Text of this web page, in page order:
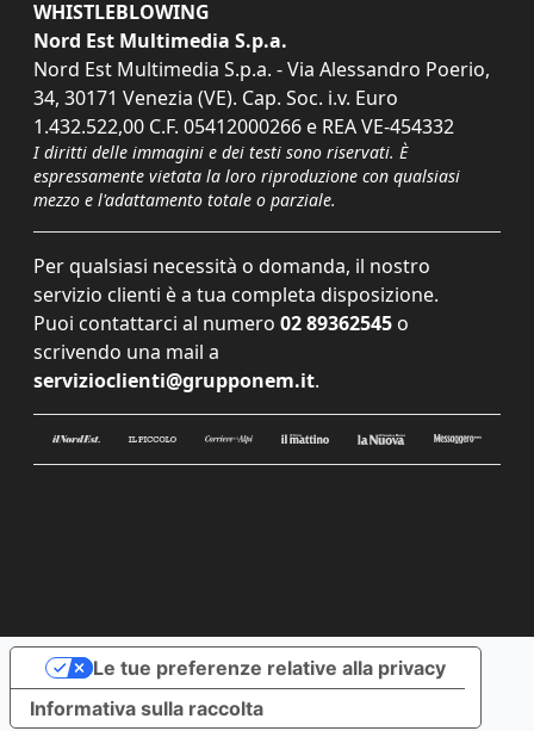
WHISTLEBLOWING
Nord Est Multimedia S.p.a.
Nord Est Multimedia S.p.a. - Via Alessandro Poerio,
34, 30171 Venezia (VE). Cap. Soc. i.v. Euro
1.432.522,00 C.F. 05412000266 e REA VE-454332
I diritti delle immagini e dei testi sono riservati. È
espressamente vietata la loro riproduzione con qualsiasi
mezzo e l'adattamento totale o parziale.
Per qualsiasi necessità o domanda, il nostro
servizio clienti è a tua completa disposizione.
Puoi contattarci al numero 02 89362545 o
scrivendo una mail a
servizioclienti@grupponem.it.
Informativa sulla raccolta
Le tue preferenze relative alla privacy